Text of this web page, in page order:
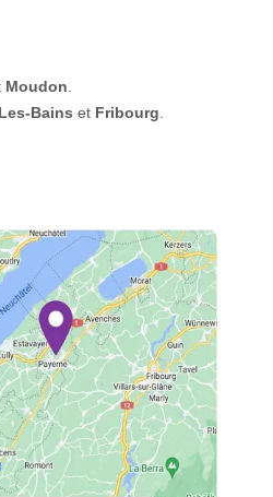
Moudon
Bains et Fribourg